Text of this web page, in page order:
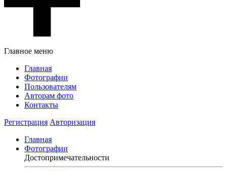
Главное меню
Главная
Фотографии
Пользователям
Авторам фото
Контакты
Регистрация Авторизация
Главная
Фотографии
Достопримечательности